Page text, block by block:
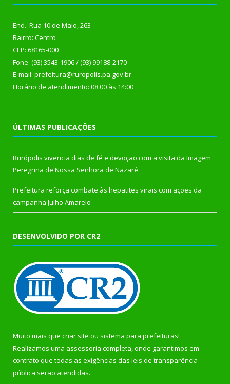
End.: Rua 10 de Maio, 263
Bairro: Centro
CEP: 68165-000
Fone: (93) 3543-1906 / (93) 99188-2170
E-mail: prefeitura@ruropolis.pa.gov.br
Horário de atendimento: 08:00 às 14:00
ÚLTIMAS PUBLICAÇÕES
Rurópolis vivencia dias de fé e devoção com a visita da Imagem
Peregrina de Nossa Senhora de Nazaré
Prefeitura reforça combate às hepatites virais com ações da
campanha Julho Amarelo
DESENVOLVIDO POR CR2
Muito mais que criar site ou sistema para prefeituras!
Realizamos uma assessoria completa, onde garantimos em
contrato que todas as exigências das leis de transparência
pública serão atendidas.